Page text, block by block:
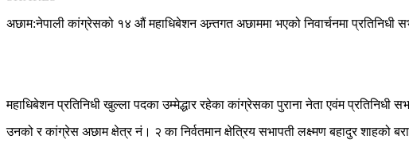
अछाम:नेपाली कांग्रेसको १४ औं महाधिबेशन अन्र्तगत अछाममा भएको निवार्चनमा प्रतिनिधी
महाधिबेशन प्रतिनिधी खुल्ला पदका उम्मेद्धार रहेका कांग्रेसका पुराना नेता एवंम प्रतिनिधी
उनको र कांग्रेस अछाम क्षेत्र नं। २ का निर्वतमान क्षेत्रिय सभापती लक्ष्मण बहादुर शाहको